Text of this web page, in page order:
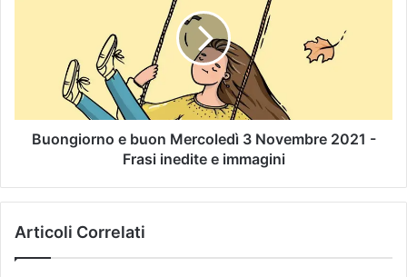
Buongiorno e buon Mercoledì 3 Novembre 2021 -
Frasi inedite e immagini
Articoli Correlati